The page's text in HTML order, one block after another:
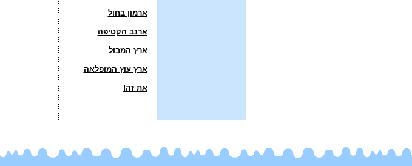
ארמון בחול
ארנב הקטיפה
ארץ המבול
ארץ עוץ המופלאה
את זה!